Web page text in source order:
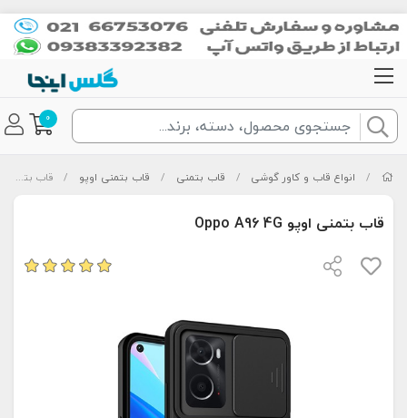
0
/ انواع قاب و کاور گوشی / قاب بتمنی / قاب بتمنی اوپو / قاب بتمنی اوپو Oppo A96 4G
قاب بتمنی اوپو Oppo A96 4G